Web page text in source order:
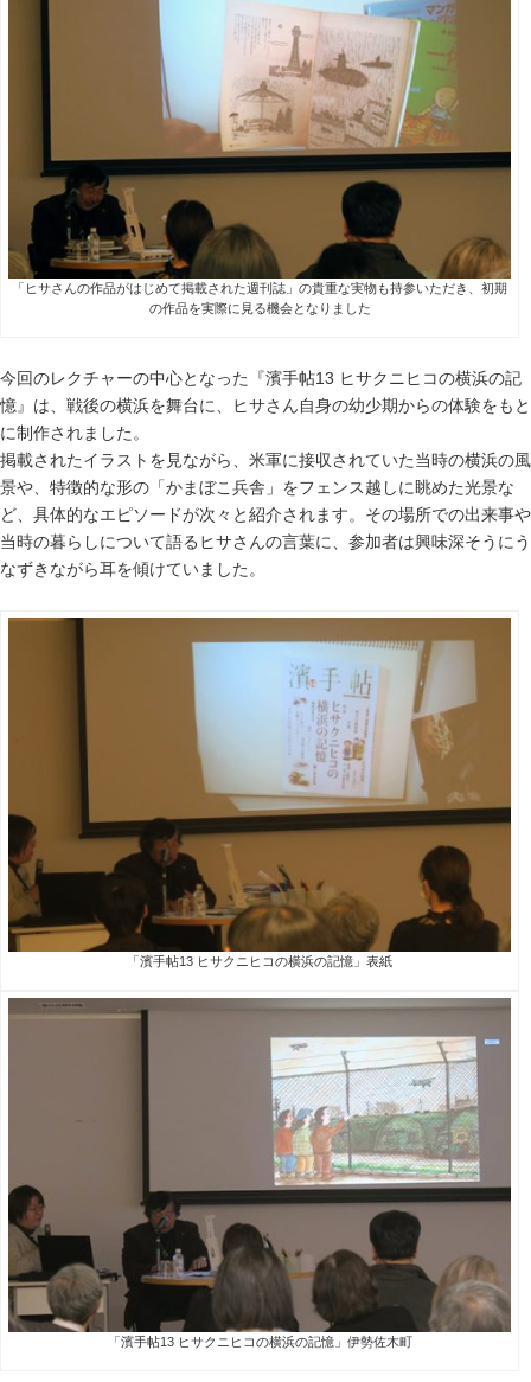
「ヒサさんの作品がはじめて掲載された週刊誌」の貴重な実物も持参いただき、初期
の作品を実際に見る機会となりました
今回のレクチャーの中心となった『濱手帖13 ヒサクニヒコの横浜の記
憶』は、戦後の横浜を舞台に、ヒサさん自身の幼少期からの体験をもと
に制作されました。
掲載されたイラストを見ながら、米軍に接収されていた当時の横浜の風
景や、特徴的な形の「かまぼこ兵舎」をフェンス越しに眺めた光景な
ど、具体的なエピソードが次々と紹介されます。その場所での出来事や
当時の暮らしについて語るヒサさんの言葉に、参加者は興味深そうにう
なずきながら耳を傾けていました。
「濱手帖13 ヒサクニヒコの横浜の記憶」表紙
「濱手帖13 ヒサクニヒコの横浜の記憶」伊勢佐木町